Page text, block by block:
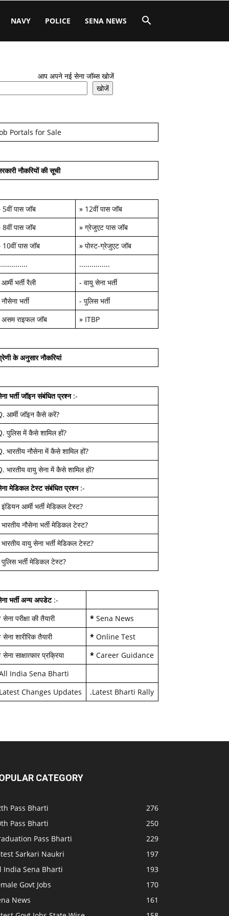
NAVY POLICE SENA NEWS
आप अपने नई सेना जॉब्स खोजें
खोजें
Portals for Sale
नौकरियों की सूची
5वीं पास जॉब » 12वीं पास जॉब
8वीं पास जॉब » ग्रेजुएट पास जॉब
10वीं पास जॉब » पोस्ट-ग्रेजुएट जॉब
...............
आर्मी भर्ती रैली - वायु सेना भर्ती
नौसेना भर्ती - पुलिस भर्ती
असम राइफल जॉब » ITBP
के अनुसार नौकरियां
भर्ती जॉइन संबंधित प्रश्न:-
आर्मी जॉइन कैसे करें?
पुलिस में कैसे शामिल हों?
भारतीय नौसेना में कैसे शामिल हों?
भारतीय वायु सेना में कैसे शामिल हों?
मेडिकल टेस्ट संबंधित प्रश्न:-
इंडियन आर्मी भर्ती मेडिकल टेस्ट?
भारतीय नौसेना भर्ती मेडिकल टेस्ट?
भारतीय वायु सेना भर्ती मेडिकल टेस्ट?
पुलिस भर्ती मेडिकल टेस्ट?
भर्ती अन्य अपडेट:-
सेना परीक्षा की तैयारी * Sena News
सेना शारीरिक तैयारी * Online Test
सेना साक्षात्कार प्रक्रिया * Career Guidance
India Sena Bharti
Latest Changes Updates .Latest Bharti Rally
CATEGORY
Pass Bharti
276
Pass Bharti
250
Pass Bharti
229
Sarkari Naukri
197
India Sena Bharti
193
Govt Jobs
170
News
161